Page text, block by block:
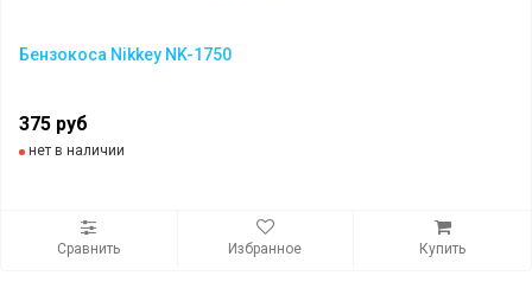
Бензокоса Nikkey NK-1750
375 руб
нет в наличии
Сравнить Избранное Купить